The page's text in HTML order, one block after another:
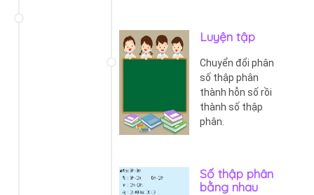
Luyện tập
Chuyển đổi phân
số thập phân
thành hỗn số rồi
thành số thập
phân.
Số thập phân
bằng nhau